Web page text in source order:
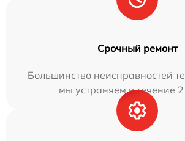
Срочный ремонт
Большинство неисправностей
мы устраняем в течение 2